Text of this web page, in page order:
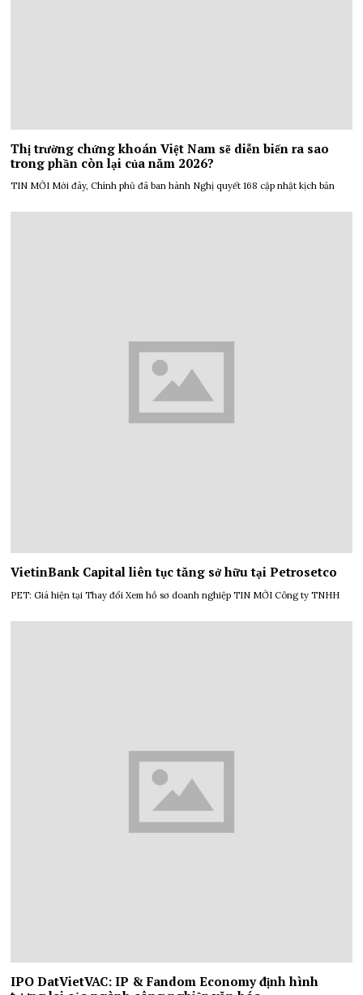
Thị trường chứng khoán Việt Nam sẽ diễn biến ra sao
trong phần còn lại của năm 2026?
TIN MỚI Mới đây, Chính phủ đã ban hành Nghị quyết 168 cập nhật kịch bản
VietinBank Capital liên tục tăng sở hữu tại Petrosetco
PET: Giá hiện tại Thay đổi Xem hồ sơ doanh nghiệp TIN MỚI Công ty TNHH
IPO DatVietVAC: IP & Fandom Economy định hình